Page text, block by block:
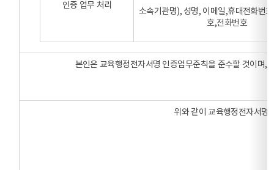
인증 업무 처리
소속기관명), 성명, 이메일,휴대전화번
호,전화번호
본인은 교육행정전자서명 인증업무준칙을 준수할 것이며,
위와 같이 교육행정전자서명